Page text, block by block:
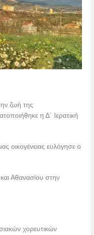
ζωή της
η Δ΄ Ιερατική
οικογένειας ευλόγησε ο
Αθανασίου στην
χορευτικών